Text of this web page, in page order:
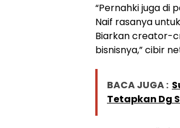
“Pernahki juga di
Naif rasanya
Biarkan creator-
bisnisnya,” cibir
BACA JUGA :
Tetapkan Dg